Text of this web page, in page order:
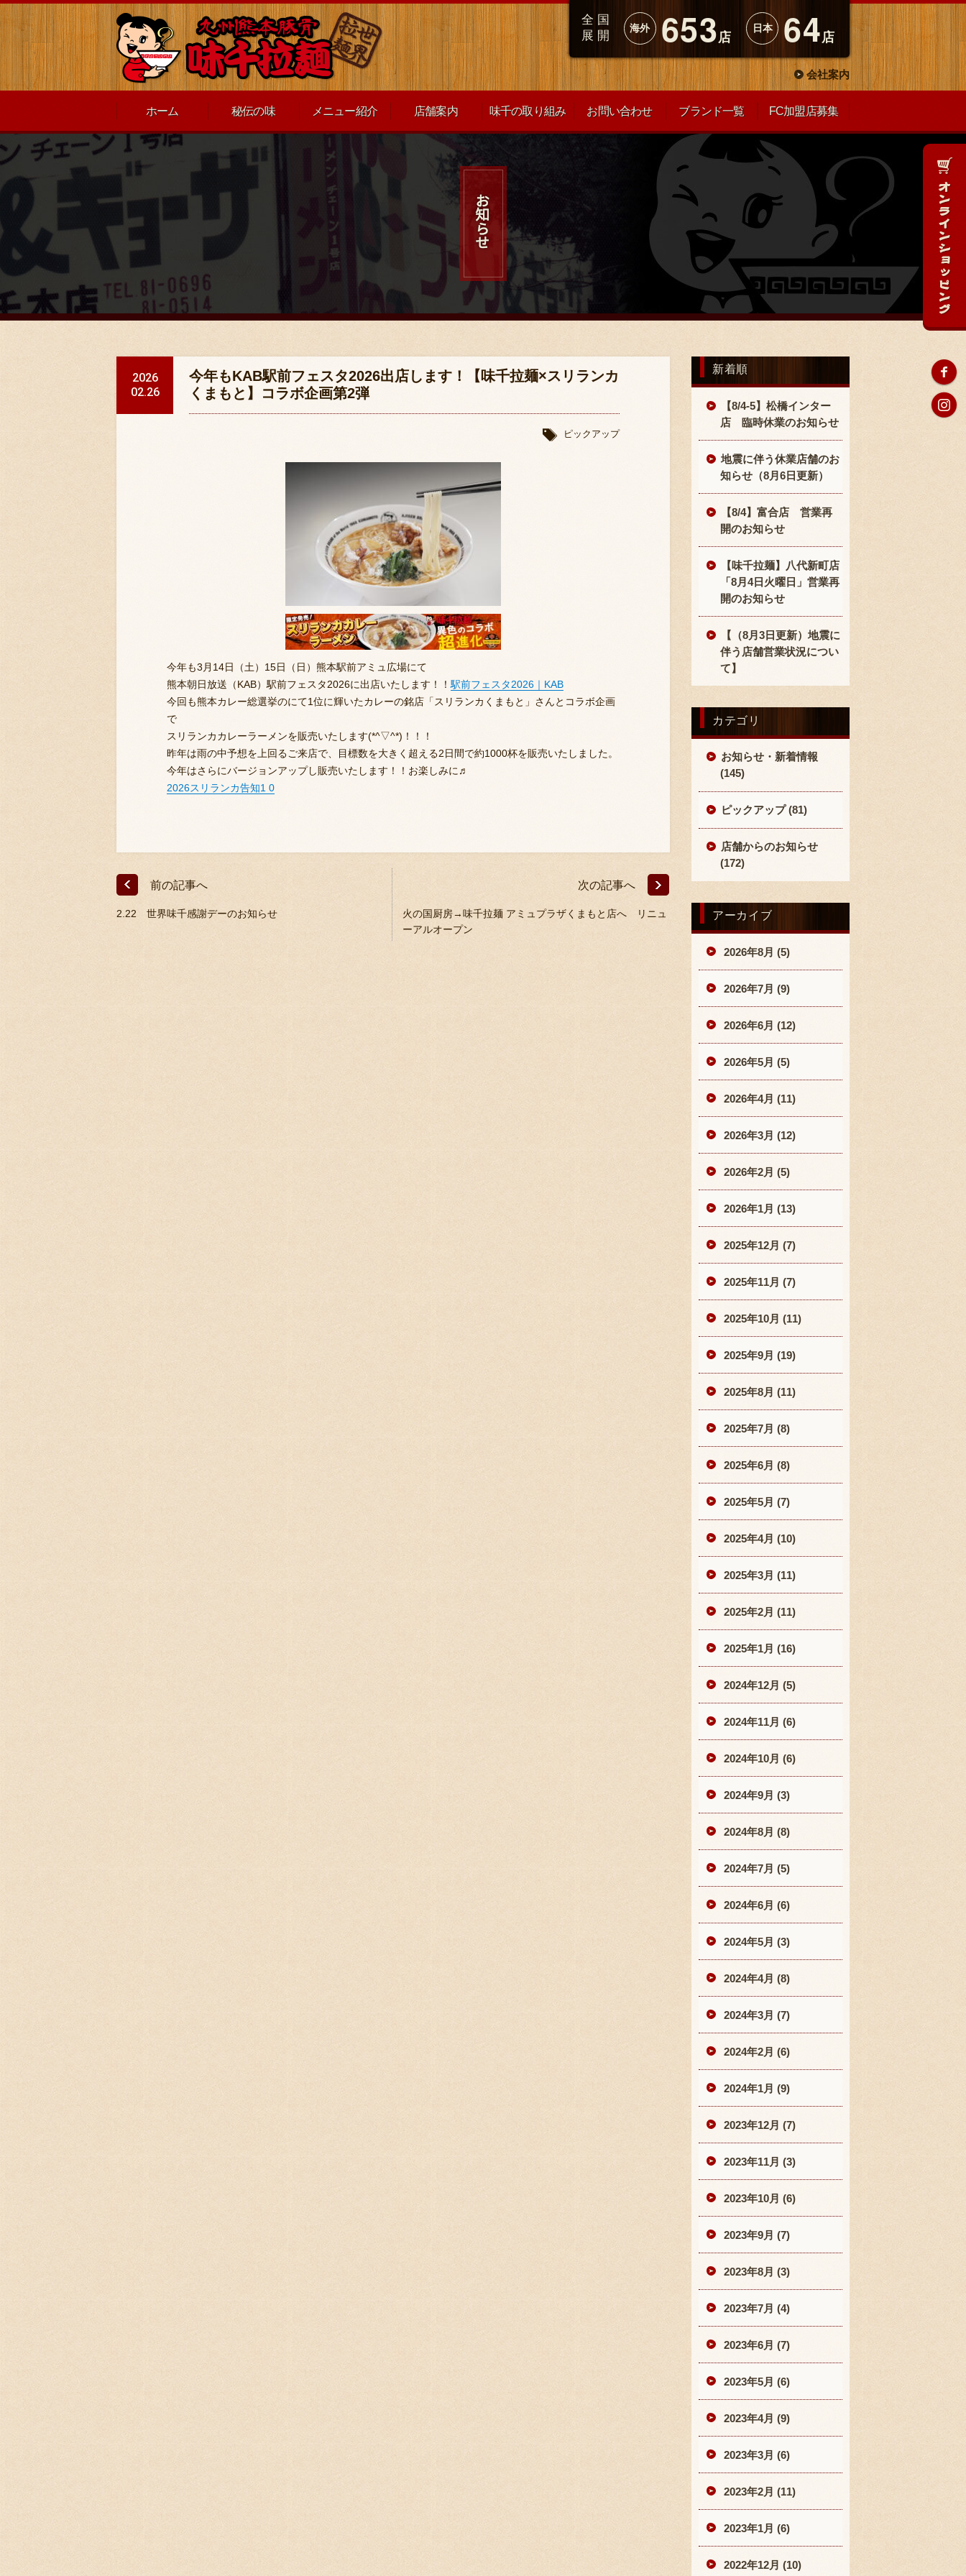
全国
展開
海外 653店
日本 64店
会社案内
ホーム 秘伝の味 メニュー紹介 店舗案内 味千の取り組み お問い合わせ ブランド一覧 FC加盟店募集
2026
02.26
今年もKAB駅前フェスタ2026出店します！【味千拉麺×スリランカ
くまもと】コラボ企画第2弾
ピックアップ
今年も3月14日（土）15日（日）熊本駅前アミュ広場にて
熊本朝日放送（KAB）駅前フェスタ2026に出店いたします！！ 駅前フェスタ2026｜KAB
今回も熊本カレー総選挙のにて1位に輝いたカレーの銘店「スリランカくまもと」さんとコラボ企画
で
スリランカカレーラーメンを販売いたします(*^▽^*)！！！
昨年は雨の中予想を上回るご来店で、目標数を大きく超える2日間で約1000杯を販売いたしました。
今年はさらにバージョンアップし販売いたします！！お楽しみに♬
2026スリランカ告知1 0
前の記事へ
2.22 世界味千感謝デーのお知らせ
次の記事へ
火の国厨房→味千拉麺 アミュプラザくまもと店へ リニュ
ーアルオープン
新着順
【8/4-5】松橋インター
店 臨時休業のお知らせ
地震に伴う休業店舗のお
知らせ（8月6日更新）
【8/4】富合店 営業再
開のお知らせ
【味千拉麺】八代新町店
「8月4日火曜日」営業再
開のお知らせ
【（8月3日更新）地震に
伴う店舗営業状況につい
て】
カテゴリ
お知らせ・新着情報
(145)
ピックアップ (81)
店舗からのお知らせ
(172)
アーカイブ
2026年8月 (5)
2026年7月 (9)
2026年6月 (12)
2026年5月 (5)
2026年4月 (11)
2026年3月 (12)
2026年2月 (5)
2026年1月 (13)
2025年12月 (7)
2025年11月 (7)
2025年10月 (11)
2025年9月 (19)
2025年8月 (11)
2025年7月 (8)
2025年6月 (8)
2025年5月 (7)
2025年4月 (10)
2025年3月 (11)
2025年2月 (11)
2025年1月 (16)
2024年12月 (5)
2024年11月 (6)
2024年10月 (6)
2024年9月 (3)
2024年8月 (8)
2024年7月 (5)
2024年6月 (6)
2024年5月 (3)
2024年4月 (8)
2024年3月 (7)
2024年2月 (6)
2024年1月 (9)
2023年12月 (7)
2023年11月 (3)
2023年10月 (6)
2023年9月 (7)
2023年8月 (3)
2023年7月 (4)
2023年6月 (7)
2023年5月 (6)
2023年4月 (9)
2023年3月 (6)
2023年2月 (11)
2023年1月 (6)
2022年12月 (10)